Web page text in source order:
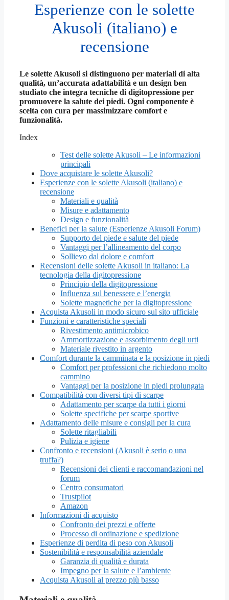
Esperienze con le solette
Akusoli (italiano) e
recensione
Le solette Akusoli si distinguono per materiali di alta
qualità, un’accurata adattabilità e un design ben
studiato che integra tecniche di digitopressione per
promuovere la salute dei piedi. Ogni componente è
scelta con cura per massimizzare comfort e
funzionalità.
Index
Test delle solette Akusoli – Le informazioni
principali
Dove acquistare le solette Akusoli?
Esperienze con le solette Akusoli (italiano) e
recensione
Materiali e qualità
Misure e adattamento
Design e funzionalità
Benefici per la salute (Esperienze Akusoli Forum)
Supporto del piede e salute del piede
Vantaggi per l’allineamento del corpo
Sollievo dal dolore e comfort
Recensioni delle solette Akusoli in italiano: La
tecnologia della digitopressione
Principio della digitopressione
Influenza sul benessere e l’energia
Solette magnetiche per la digitopressione
Acquista Akusoli in modo sicuro sul sito ufficiale
Funzioni e caratteristiche speciali
Rivestimento antimicrobico
Ammortizzazione e assorbimento degli urti
Materiale rivestito in argento
Comfort durante la camminata e la posizione in piedi
Comfort per professioni che richiedono molto
cammino
Vantaggi per la posizione in piedi prolungata
Compatibilità con diversi tipi di scarpe
Adattamento per scarpe da tutti i giorni
Solette specifiche per scarpe sportive
Adattamento delle misure e consigli per la cura
Solette ritagliabili
Pulizia e igiene
Confronto e recensioni (Akusoli è serio o una
truffa?)
Recensioni dei clienti e raccomandazioni nel
forum
Centro consumatori
Trustpilot
Amazon
Informazioni di acquisto
Confronto dei prezzi e offerte
Processo di ordinazione e spedizione
Esperienze di perdita di peso con Akusoli
Sostenibilità e responsabilità aziendale
Garanzia di qualità e durata
Impegno per la salute e l’ambiente
Acquista Akusoli al prezzo più basso